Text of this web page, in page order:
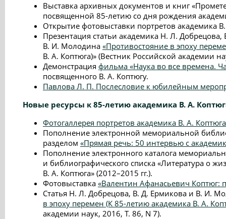
Выставка архивных документов и книг
посвященной 85-летию со дня рождения
Открытие фотовыставки портретов академика
Презентация статьи академика Н. Л.
В. И. Молодина «Противостояние в эпоху
В. А. Коптюга)» (Вестник Российской академии
Демонстрация фильма «Наука во все времена.
посвященного В. А. Коптюгу.
Павлова Л. П. Послесловие к юбилейным
Новые ресурсы к 85-летию академика В. А.
Фотогаллерея портретов академика В. А. Коптюга
Пополнение электронной мемориальной
разделом «Прямая речь: 50 интервью с
Пополнение электронного каталога
и библиографического списка «Литература о
В. А. Коптюга» (2012–2015 гг.).
Фотовыставка «Валентин Афанасьевич Коптюг:
Статья Н. Л. Добрецова, В. Д. Ермикова и В. И.
в эпоху перемен (К 85-летию академика В. А.
академии наук, 2016, Т. 86, N 7).